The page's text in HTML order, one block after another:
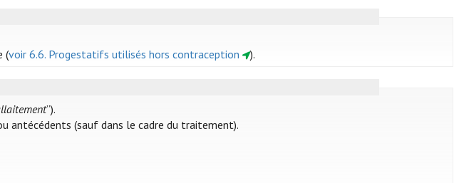
(voir 6.6. Progestatifs utilisés hors contraception ).
”).
antécédents (sauf dans le cadre du traitement).